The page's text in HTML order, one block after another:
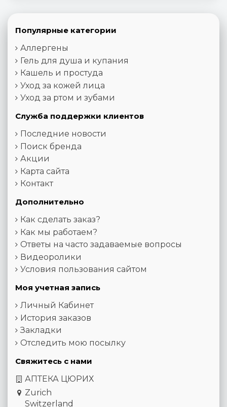
Популярные категории
Аллергены
Гель для душа и купания
Кашель и простуда
Уход за кожей лица
Уход за ртом и зубами
Служба поддержки клиентов
Последние новости
Поиск бренда
Акции
Карта сайта
Контакт
Дополнительно
Как сделать заказ?
Как мы работаем?
Ответы на часто задаваемые вопросы
Видеоролики
Условия пользования сайтом
Моя учетная запись
Личный Кабинет
История заказов
Закладки
Отследить мою посылку
Свяжитесь с нами
АПТЕКА ЦЮРИХ
Zurich
Switzerland